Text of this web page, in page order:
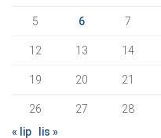
5 6 7
12 13 14
19 20 21
26 27 28
« lip
lis »